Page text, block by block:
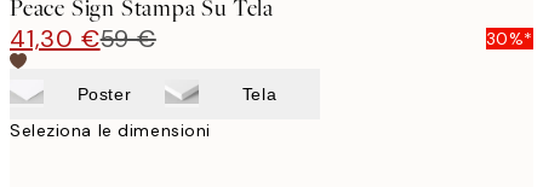
Peace Sign Stampa Su Tela
41,30 €59 € 30%*
Poster Tela
Seleziona le dimensioni